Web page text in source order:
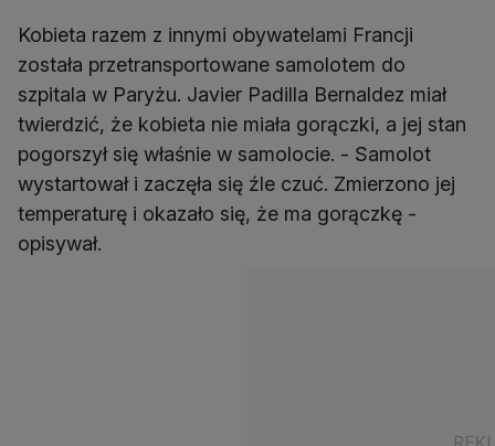
Kobieta razem z innymi obywatelami Francji
została przetransportowane samolotem do
szpitala w Paryżu. Javier Padilla Bernaldez miał
twierdzić, że kobieta nie miała gorączki, a jej stan
pogorszył się właśnie w samolocie. - Samolot
wystartował i zaczęła się źle czuć. Zmierzono jej
temperaturę i okazało się, że ma gorączkę -
opisywał.